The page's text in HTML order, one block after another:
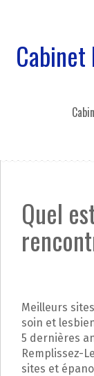
t
Cabinet
Quel
Meilleurs
soin et
5 dernières
Remplissez-
sites et